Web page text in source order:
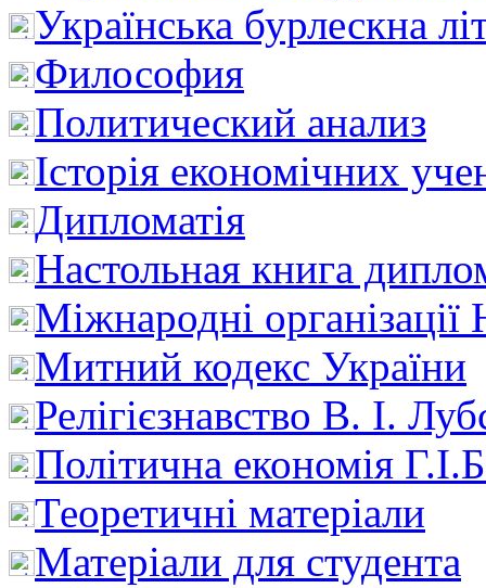
Українська бурлескна
Философия
Политический анализ
Історія економічних
Дипломатія
Настольная книга
Міжнародні
Митний кодекс України
Релігієзнавство В. І.
Політична економія
Теоретичні матеріали
Матеріали для студента